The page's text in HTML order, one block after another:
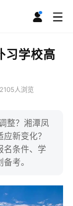
习学校高
2105人浏览
整？湘潭凤
新变化？
名条件、学
考。